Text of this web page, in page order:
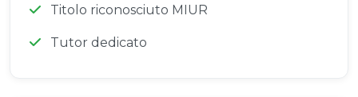
Titolo riconosciuto MIUR
Tutor dedicato